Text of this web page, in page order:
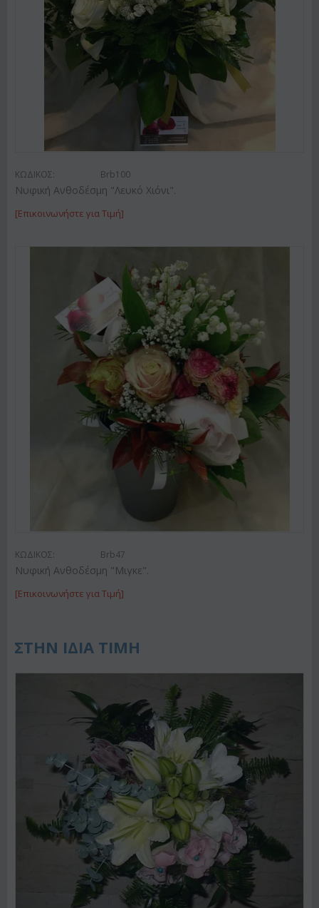
ΚΩΔΙΚΟΣ: Brb100
Νυφική Ανθοδέσμη "Λευκό Χιόνι".
[Επικοινωνήστε για Τιμή]
ΚΩΔΙΚΟΣ: Brb47
Νυφική Ανθοδέσμη "Μιγκε".
[Επικοινωνήστε για Τιμή]
ΣΤΗΝ ΙΔΙΑ ΤΙΜΗ